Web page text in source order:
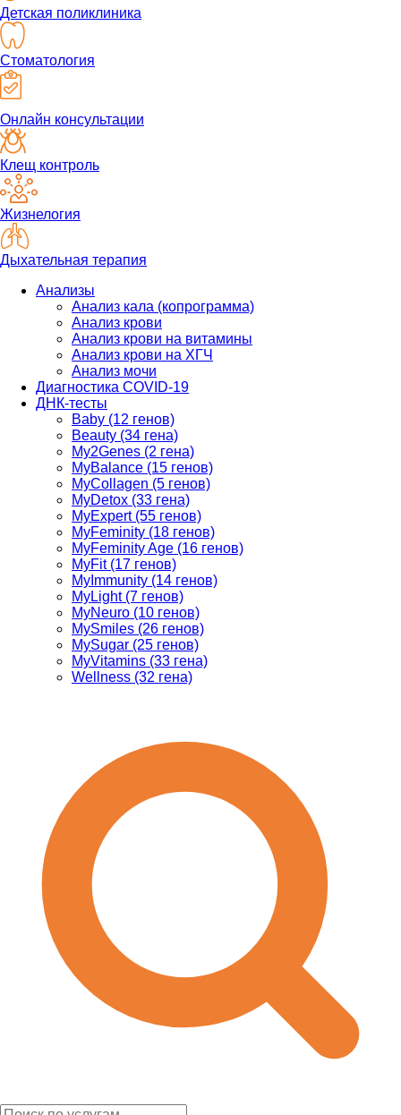
Детская поликлиника
Стоматология
Онлайн консультации
Клещ контроль
Жизнелогия
Дыхательная терапия
Анализы
Анализ кала (копрограмма)
Анализ крови
Анализ крови на витамины
Анализ крови на ХГЧ
Анализ мочи
Диагностика COVID-19
ДНК-тесты
Baby (12 генов)
Beauty (34 гена)
My2Genes (2 гена)
MyBalance (15 генов)
MyCollagen (5 генов)
MyDetox (33 гена)
MyExpert (55 генов)
MyFeminity (18 генов)
MyFeminity Age (16 генов)
MyFit (17 генов)
MyImmunity (14 генов)
MyLight (7 генов)
MyNeuro (10 генов)
MySmiles (26 генов)
MySugar (25 генов)
MyVitamins (33 гена)
Wellness (32 гена)